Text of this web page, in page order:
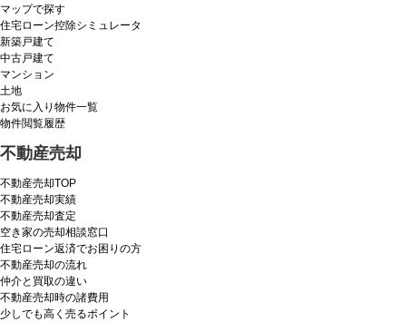
マップで探す
住宅ローン控除シミュレータ
新築戸建て
中古戸建て
マンション
土地
お気に入り物件一覧
物件閲覧履歴
不動産売却
不動産売却TOP
不動産売却実績
不動産売却査定
空き家の売却相談窓口
住宅ローン返済でお困りの方
不動産売却の流れ
仲介と買取の違い
不動産売却時の諸費用
少しでも高く売るポイント